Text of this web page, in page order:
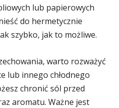
lub papierowych
do hermetycznie
szybko, jak to możliwe.
warto rozważyć
lub innego chłodnego
chronić sól przed
aromatu. Ważne jest